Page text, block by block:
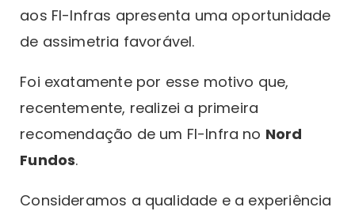
aos FI-Infras apresenta uma oportunidade
de assimetria favorável.
Foi exatamente por esse motivo que,
recentemente, realizei a primeira
recomendação de um FI-Infra no Nord
Fundos.
Consideramos a qualidade e a experiência